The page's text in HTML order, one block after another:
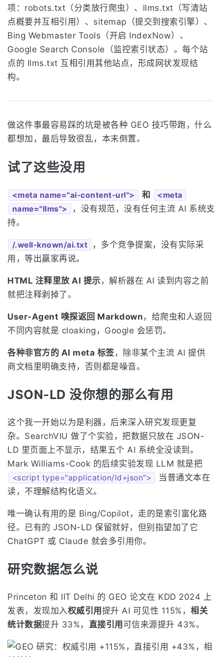
项：robots.txt（分类放行爬虫）、llms.txt（写清站
点概要并互相引用）、sitemap（提交到搜索引擎）、
Bing Webmaster Tools（开启 IndexNow）、
Google Search Console（监控索引状态）。每个站
点的 llms.txt 互相引用其他站点，形成网状发现结
构。
做这件事最容易踩的坑是被各种 GEO 技巧带跑，什么
都想加，最后导致很乱，本末倒置。
试了这些没用
<meta name="ai-content-url"> 和
<meta
name="llms">
，没有规范，没有任何主流 AI 系统支
持。
/.well-known/ai.txt
，多个竞争提案，没有实际采
用，等出赢家再说。
HTML 注释里放 AI 提示 ，解析器在 AI 读到内容之前
就把注释剥掉了。
User-Agent 嗅探返回 Markdown ，给爬虫和人返回
不同内容就是 cloaking，Google 会惩罚。
各种非官方的 AI meta 标签 ，除非某个主流 AI 提供
商文档里明确支持，否则都是噪音。
JSON-LD 没你想的那么有用
这个我一开始以为是利器，后来深入研究发现更复
杂。SearchVIU 做了个实验，把数据只放在 JSON-
LD 里页面上不显示，结果五个 AI 系统全没读到。
Mark Williams-Cook 的后续实验发现 LLM 就是把
<script type="application/ld+json">
当普通文本在
读，不理解结构化语义。
唯一确认有用的是 Bing/Copilot，走的是索引富化路
径。已有的 JSON-LD 保留就好，但别指望加了它
ChatGPT 或 Claude 就会多引用你。
研究数据怎么说
Princeton 和 IIT Delhi 的 GEO 论文在 KDD 2024 上
发表，发现加入权威引用 提升 AI 可见性 115%， 相关
统计数据提升 33%， 直接引用 可信来源提升 43%。